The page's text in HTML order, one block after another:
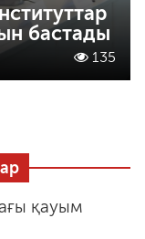
бастады
135
қауым